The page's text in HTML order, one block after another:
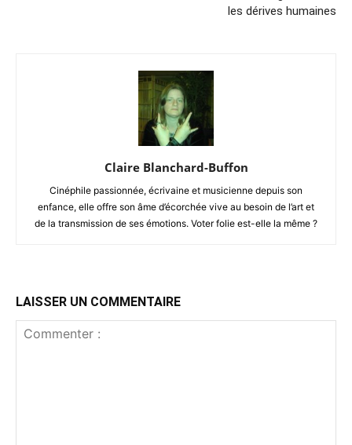
les dérives humaines
Claire Blanchard-Buffon
Cinéphile passionnée, écrivaine et musicienne depuis son
enfance, elle offre son âme d’écorchée vive au besoin de l’art et
de la transmission de ses émotions. Voter folie est-elle la même ?
LAISSER UN COMMENTAIRE